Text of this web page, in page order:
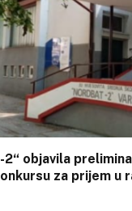
2“ objavila
za prijem u